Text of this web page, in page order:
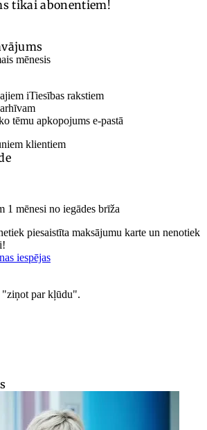
tikai abonentiem!
mēnesis
iTiesības rakstiem
tēmu apkopojums e-pastā
klientiem
1 mēnesi no iegādes brīža
piesaistīta maksājumu karte un nenotiek
iespējas
"ziņot par kļūdu".